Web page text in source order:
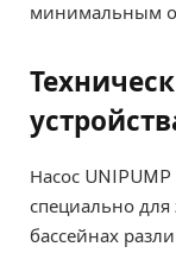
минимальным
Насос UNIPUMP
специально
бассейнах